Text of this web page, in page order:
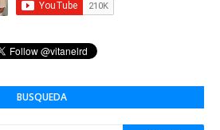
BUSQUEDA